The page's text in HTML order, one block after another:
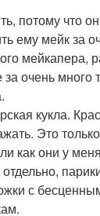
потому что
ему мейк за
мейкапера,
очень много
кукла.
Это
как они у
с